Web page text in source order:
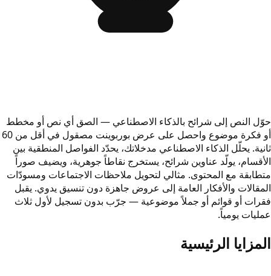
حوّل النص إلى شرائح بالذكاء الاصطناعي — الصق أي نص أو مخطط
أو فكرة موضوع واحصل على عرض بوربوينت مصقول في أقل من 60
ثانية. يحلّل الذكاء الاصطناعي مدخلاتك، يحدّد الفواصل المنطقية بين
الأقسام، يولّد عناوين شرائح، يستخرج نقاطاً جوهرية، ويضيف صوراً
متطابقة مع المحتوى. مثالي لتحويل ملاحظات الاجتماعات ومسودّات
المقالات والأفكار العامة إلى عروض جاهزة دون تنسيق يدوي. يقبل
فقرات أو قوائم أو جملاً موضوعية — جرّب بدون تسجيل لأول ثلاث
عمليات يومياً.
المزايا الرئيسية